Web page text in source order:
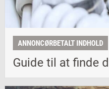
ANNONCØRBETALT INDHOLD
Guide til at finde